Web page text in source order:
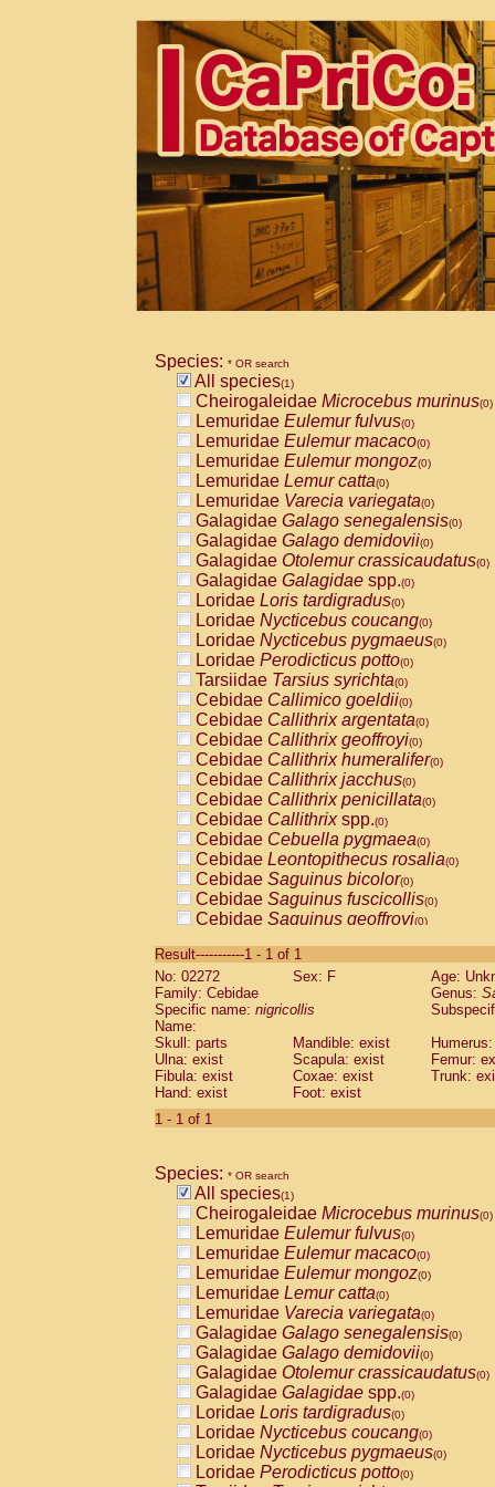
Species: * OR search
All species(1)
Cheirogaleidae Microcebus murinus(0)
Lemuridae Eulemur fulvus(0)
Lemuridae Eulemur macaco(0)
Lemuridae Eulemur mongoz(0)
Lemuridae Lemur catta(0)
Lemuridae Varecia variegata(0)
Galagidae Galago senegalensis(0)
Galagidae Galago demidovii(0)
Galagidae Otolemur crassicaudatus(0)
Galagidae Galagidae spp.(0)
Loridae Loris tardigradus(0)
Loridae Nycticebus coucang(0)
Loridae Nycticebus pygmaeus(0)
Loridae Perodicticus potto(0)
Tarsiidae Tarsius syrichta(0)
Cebidae Callimico goeldii(0)
Cebidae Callithrix argentata(0)
Cebidae Callithrix geoffroyi(0)
Cebidae Callithrix humeralifer(0)
Cebidae Callithrix jacchus(0)
Cebidae Callithrix penicillata(0)
Cebidae Callithrixspp.(0)
Cebidae Cebuella pygmaea(0)
Cebidae Leontopithecus rosalia(0)
Cebidae Saguinus bicolor(0)
Cebidae Saguinus fuscicollis(0)
Cebidae Saguinus geoffroyi(0)
CebidaeSaguinus labiatus(0)
Cebidae Saguinus leucopus (0)
Cebidae
CebidaeSaguinus mystax
Cebidae Saguinus nigricollis (1)
Cebidae Saguinus oedipus
Cebidae Saguinus weddelli
Cebidae Saguinusspp.
Cebidae
CebidaeCebus capucinus
CebidaeCebus nigrivittatus
CebidaeCebus spp.(0)
CebidaeSaimiri boliviensis(0)
CebidaeSaimiri sciureus(0)
AtelidaeAlouatta caraya(0)
AtelidaeAlouatta fusca(0)
AtelidaeAlouatta seniculus(0)
AtelidaeAlouattaspp.(0)
AtelidaeAteles belzebuth(0)
AtelidaeAteles geoffroyi(0)
AtelidaeAteles paniscus(0)
AtelidaeAtelesspp.(0)
AtelidaeLagothrix lagothricha(0)
AtelidaeLagothrix lagothricha cana
PitheciidaeCacajao calvus
Result-----------1 - 1 of 1
No: 02272
Sex: F
Age:
Family: Cebidae
Genus:
Specific name: nigricollis
Name:
Skull: parts
Mandible: exist
Ulna: exist
Scapula: exist
Femur:
Fibula: exist
Coxae: exist
Trunk:
Hand: exist
Foot: exist
1 - 1 of 1
Species: * OR search
All species(1)
Cheirogaleidae Microcebus murinus(0)
Lemuridae Eulemur fulvus(0)
Lemuridae Eulemur macaco(0)
Lemuridae Eulemur mongoz(0)
Lemuridae Lemur catta(0)
Lemuridae Varecia variegata(0)
Galagidae Galago senegalensis(0)
Galagidae Galago demidovii(0)
Galagidae Otolemur crassicaudatus(0)
Galagidae Galagidae spp.(0)
Loridae Loris tardigradus(0)
Loridae Nycticebus coucang(0)
Loridae Nycticebus pygmaeus(0)
Loridae Perodicticus potto(0)